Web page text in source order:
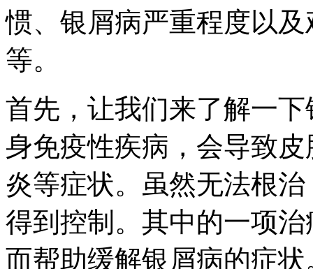
惯、银屑病严重程度以
等。
首先，让我们来了解一
身免疫性疾病，会导致
炎等症状。虽然无法根
得到控制。其中的一项
而帮助缓解银屑病的症状